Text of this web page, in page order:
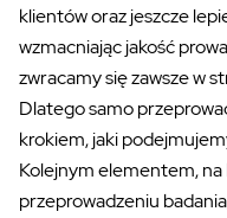
klientów oraz jeszcze
wzmacniając jakość
zwracamy się zawsze w
Dlategosamo
krokiem,jaki
Kolejnym elementem, na
przeprowadzeniu